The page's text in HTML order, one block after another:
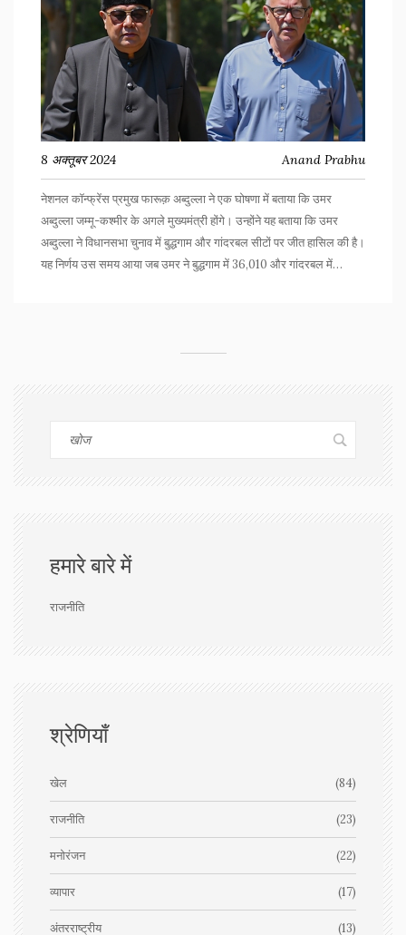
8 अक्तूबर 2024 Anand Prabhu
नेशनल कॉन्फ्रेंस प्रमुख फारूक़ अब्दुल्ला ने एक घोषणा में बताया कि उमर
अब्दुल्ला जम्मू-कश्मीर के अगले मुख्यमंत्री होंगे। उन्होंने यह बताया कि उमर
अब्दुल्ला ने विधानसभा चुनाव में बुद्धगाम और गांदरबल सीटों पर जीत हासिल की है।
यह निर्णय उस समय आया जब उमर ने बुद्धगाम में 36,010 और गांदरबल में
हमारे बारे में
राजनीति
श्रेणियाँ
खेल (84)
राजनीति (23)
मनोरंजन (22)
व्यापार (17)
अंतरराष्ट्रीय (13)